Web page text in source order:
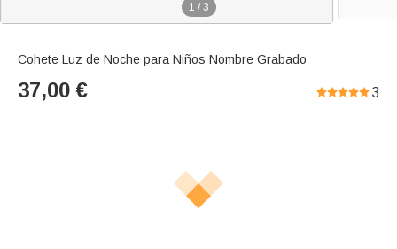
1 / 3
Cohete Luz de Noche para Niños Nombre Grabado
37,00 € 3